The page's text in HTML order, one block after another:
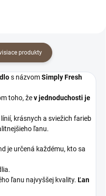
produkty
s názvomSimply Fresh
toho, žev jednoduchosti je
krásnych a sviežich farieb
ľanu.
je určená každému, kto sa
ľanu najvyššej kvality. Ľan